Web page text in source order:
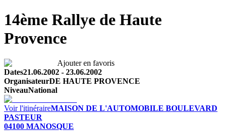
14ème Rallye de Haute
Provence
Ajouter en favoris
Dates21.06.2002 - 23.06.2002
OrganisateurDE HAUTE PROVENCE
NiveauNational
Voir l'itinéraireMAISON DE L'AUTOMOBILE BOULEVARD
PASTEUR
04100 MANOSQUE